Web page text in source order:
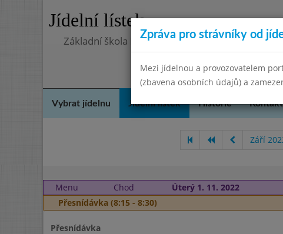
Jídelní lístek
Základní škola Kostomlaty nad Labem,
Vybrat jídelnu Jídelní lístek Historie
Září
Menu
Chod
Úterý 1. 11. 2022
Přesnídávka (8:15 - 8:30)
Přesnídávka
Zpráva pro strávníky od
Mezi jídelnou a provozovatelem
(zbavena osobních údajů) a